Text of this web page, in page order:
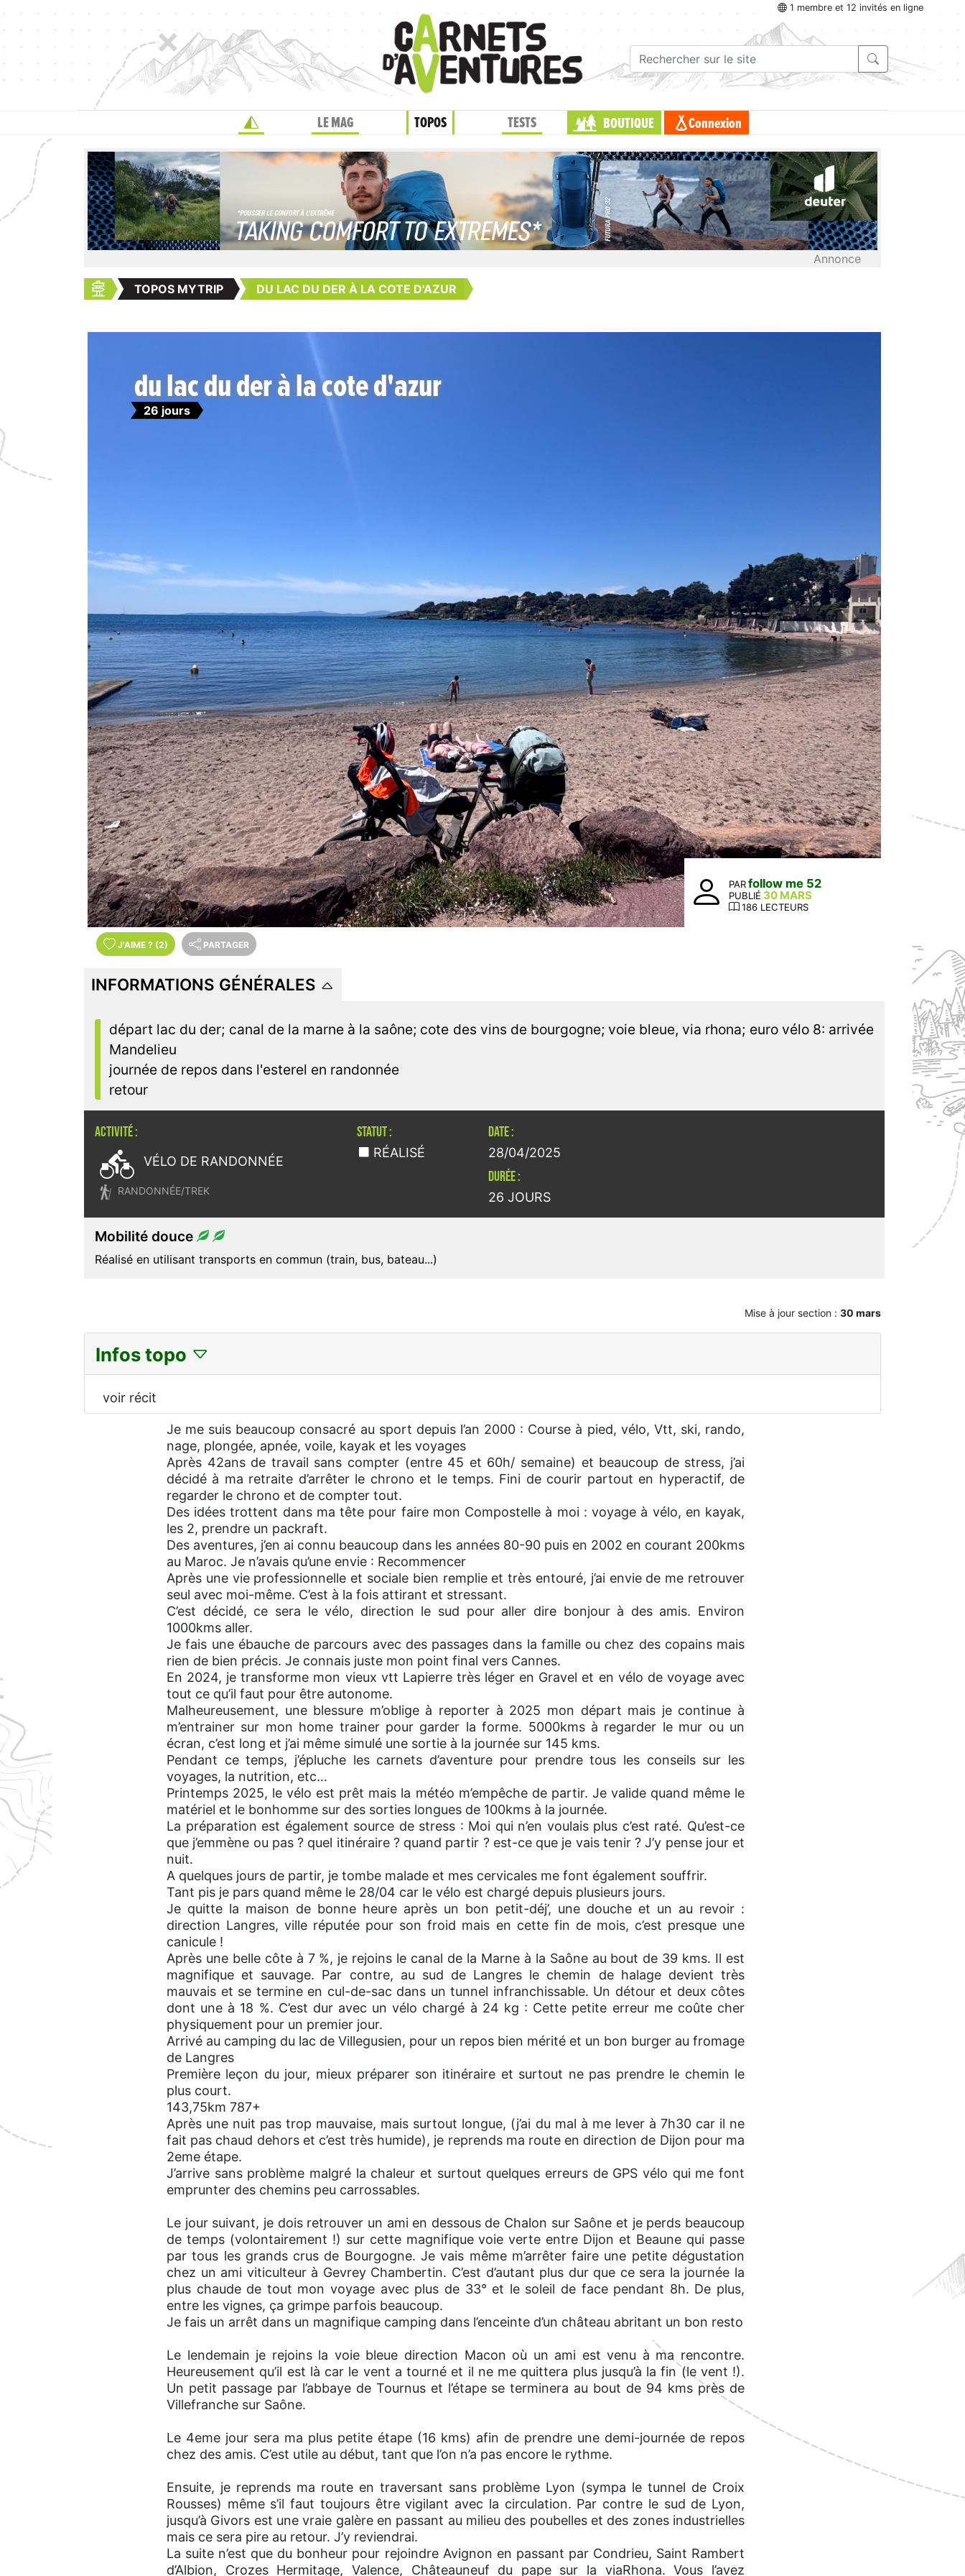
1 membre et 12 invités en ligne
LE MAG TOPOS TESTS BOUTIQUE Connexion
Annonce
TOPOS MYTRIP DU LAC DU DER À LA COTE D'AZUR
du lac du der à la cote d'azur
26 jours
PAR follow me 52
PUBLIÉ 30 MARS
186 LECTEURS
J'AIME ? (2) PARTAGER
INFORMATIONS GÉNÉRALES
départ lac du der; canal de la marne à la saône; cote des vins de bourgogne; voie bleue, via rhona; euro vélo 8: arrivée
Mandelieu
journée de repos dans l'esterel en randonnée
retour
ACTIVITÉ :
 VÉLO DE RANDONNÉE
 RANDONNÉE/TREK
STATUT :
RÉALISÉ
DATE :
28/04/2025
DURÉE :
26 JOURS
Mobilité douce
Réalisé en utilisant transports en commun (train, bus, bateau...)
Mise à jour section : 30 mars
Infos topo
voir récit
Je me suis beaucoup consacré au sport depuis l’an 2000 : Course à pied, vélo, Vtt, ski, rando,
nage, plongée, apnée, voile, kayak et les voyages
Après 42ans de travail sans compter (entre 45 et 60h/ semaine) et beaucoup de stress, j’ai
décidé à ma retraite d’arrêter le chrono et le temps. Fini de courir partout en hyperactif, de
regarder le chrono et de compter tout.
Des idées trottent dans ma tête pour faire mon Compostelle à moi : voyage à vélo, en kayak,
les 2, prendre un packraft.
Des aventures, j’en ai connu beaucoup dans les années 80-90 puis en 2002 en courant 200kms
au Maroc. Je n’avais qu’une envie : Recommencer
Après une vie professionnelle et sociale bien remplie et très entouré, j’ai envie de me retrouver
seul avec moi-même. C’est à la fois attirant et stressant.
C’est décidé, ce sera le vélo, direction le sud pour aller dire bonjour à des amis. Environ
1000kms aller.
Je fais une ébauche de parcours avec des passages dans la famille ou chez des copains mais
rien de bien précis. Je connais juste mon point final vers Cannes.
En 2024, je transforme mon vieux vtt Lapierre très léger en Gravel et en vélo de voyage avec
tout ce qu’il faut pour être autonome.
Malheureusement, une blessure m’oblige à reporter à 2025 mon départ mais je continue à
m’entrainer sur mon home trainer pour garder la forme. 5000kms à regarder le mur ou un
écran, c’est long et j’ai même simulé une sortie à la journée sur 145 kms.
Pendant ce temps, j’épluche les carnets d’aventure pour prendre tous les conseils sur les
voyages, la nutrition, etc…
Printemps 2025, le vélo est prêt mais la météo m’empêche de partir. Je valide quand même le
matériel et le bonhomme sur des sorties longues de 100kms à la journée.
La préparation est également source de stress : Moi qui n’en voulais plus c’est raté. Qu’est-ce
que j’emmène ou pas ? quel itinéraire ? quand partir ? est-ce que je vais tenir ? J’y pense jour et
nuit.
A quelques jours de partir, je tombe malade et mes cervicales me font également souffrir.
Tant pis je pars quand même le 28/04 car le vélo est chargé depuis plusieurs jours.
Je quitte la maison de bonne heure après un bon petit-déj’, une douche et un au revoir :
direction Langres, ville réputée pour son froid mais en cette fin de mois, c’est presque une
canicule !
Après une belle côte à 7 %, je rejoins le canal de la Marne à la Saône au bout de 39 kms. Il est
magnifique et sauvage. Par contre, au sud de Langres le chemin de halage devient très
mauvais et se termine en cul-de-sac dans un tunnel infranchissable. Un détour et deux côtes
dont une à 18 %. C’est dur avec un vélo chargé à 24 kg : Cette petite erreur me coûte cher
physiquement pour un premier jour.
Arrivé au camping du lac de Villegusien, pour un repos bien mérité et un bon burger au fromage
de Langres
Première leçon du jour, mieux préparer son itinéraire et surtout ne pas prendre le chemin le
plus court.
143,75km 787+
Après une nuit pas trop mauvaise, mais surtout longue, (j’ai du mal à me lever à 7h30 car il ne
fait pas chaud dehors et c’est très humide), je reprends ma route en direction de Dijon pour ma
2eme étape.
J’arrive sans problème malgré la chaleur et surtout quelques erreurs de GPS vélo qui me font
emprunter des chemins peu carrossables.
Le jour suivant, je dois retrouver un ami en dessous de Chalon sur Saône et je perds beaucoup
de temps (volontairement !) sur cette magnifique voie verte entre Dijon et Beaune qui passe
par tous les grands crus de Bourgogne. Je vais même m’arrêter faire une petite dégustation
chez un ami viticulteur à Gevrey Chambertin. C’est d’autant plus dur que ce sera la journée la
plus chaude de tout mon voyage avec plus de 33° et le soleil de face pendant 8h. De plus,
entre les vignes, ça grimpe parfois beaucoup.
Je fais un arrêt dans un magnifique camping dans l’enceinte d’un château abritant un bon resto
Le lendemain je rejoins la voie bleue direction Macon où un ami est venu à ma rencontre.
Heureusement qu’il est là car le vent a tourné et il ne me quittera plus jusqu’à la fin (le vent !).
Un petit passage par l’abbaye de Tournus et l’étape se terminera au bout de 94 kms près de
Villefranche sur Saône.
Le 4eme jour sera ma plus petite étape (16 kms) afin de prendre une demi-journée de repos
chez des amis. C’est utile au début, tant que l’on n’a pas encore le rythme.
Ensuite, je reprends ma route en traversant sans problème Lyon (sympa le tunnel de Croix
Rousses) même s’il faut toujours être vigilant avec la circulation. Par contre le sud de Lyon,
jusqu’à Givors est une vraie galère en passant au milieu des poubelles et des zones industrielles
mais ce sera pire au retour. J’y reviendrai.
La suite n’est que du bonheur pour rejoindre Avignon en passant par Condrieu, Saint Rambert
d’Albion, Crozes Hermitage, Valence, Châteauneuf du pape sur la viaRhona. Vous l’avez